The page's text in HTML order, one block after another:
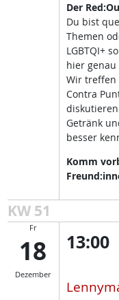
Der
Du bist
Themen
LGBTQI+
hier
Wir treffen
Contra
Getränk
besser
Komm
KW 51
Fr
18
Dezember
13:00